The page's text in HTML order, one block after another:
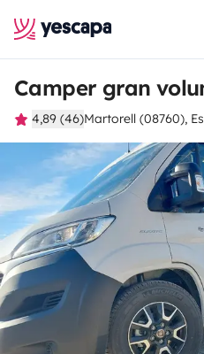
Camper gran
4,89 (46)Martorell (08760),